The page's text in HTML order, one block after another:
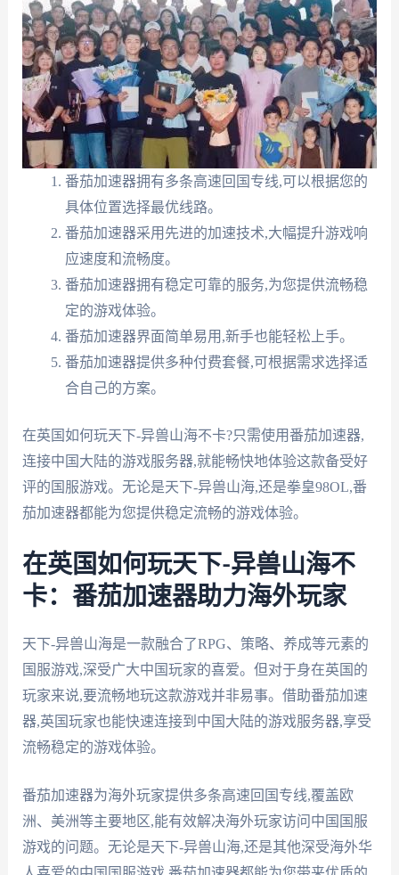
番茄加速器拥有多条高速回国专线,可以根据您的
具体位置选择最优线路。
番茄加速器采用先进的加速技术,大幅提升游戏响
应速度和流畅度。
番茄加速器拥有稳定可靠的服务,为您提供流畅稳
定的游戏体验。
番茄加速器界面简单易用,新手也能轻松上手。
番茄加速器提供多种付费套餐,可根据需求选择适
合自己的方案。
在英国如何玩天下-异兽山海不卡?只需使用番茄加速器,
连接中国大陆的游戏服务器,就能畅快地体验这款备受好
评的国服游戏。无论是天下-异兽山海,还是拳皇98OL,番
茄加速器都能为您提供稳定流畅的游戏体验。
在英国如何玩天下-异兽山海不
卡：番茄加速器助力海外玩家
天下-异兽山海是一款融合了RPG、策略、养成等元素的
国服游戏,深受广大中国玩家的喜爱。但对于身在英国的
玩家来说,要流畅地玩这款游戏并非易事。借助番茄加速
器,英国玩家也能快速连接到中国大陆的游戏服务器,享受
流畅稳定的游戏体验。
番茄加速器为海外玩家提供多条高速回国专线,覆盖欧
洲、美洲等主要地区,能有效解决海外玩家访问中国国服
游戏的问题。无论是天下-异兽山海,还是其他深受海外华